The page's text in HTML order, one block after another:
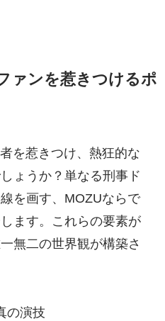
ァンを惹きつけるポ
を惹きつけ、熱狂的な
ょうか？単なる刑事ド
を画す、MOZUならで
ます。これらの要素が
無二の世界観が構築さ
の演技